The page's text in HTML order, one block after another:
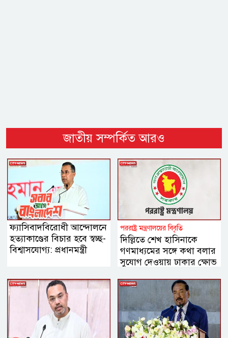
জাতীয় সম্পর্কিত আরও
ফ্যাসিবাদবিরোধী আন্দোলনে
হত্যাকাণ্ডের বিচার হবে স্বচ্ছ-
বিশ্বাসযোগ্য: প্রধানমন্ত্রী
পররাষ্ট্র মন্ত্রণালয়ের বিবৃতি
দিল্লিতে শেখ হাসিনাকে
গণমাধ্যমের সঙ্গে কথা বলার
সুযোগ দেওয়ায় ঢাকার ক্ষোভ